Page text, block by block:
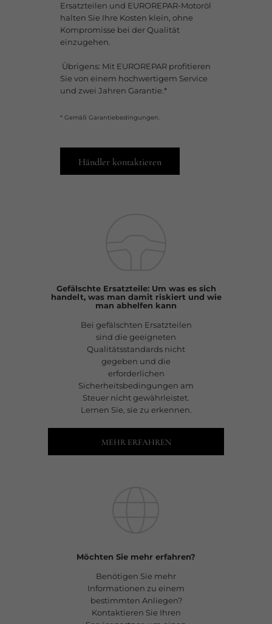
Ersatzteilen und EUROREPAR-Motoröl
halten Sie Ihre Kosten klein, ohne
Kompromisse bei der Qualität
einzugehen. ​
​ Übrigens: Mit EUROREPAR profitieren
Sie von einem hochwertigem Service
und zwei Jahren Garantie.*​
* Gemäß Garantiebedingungen.
Händler kontaktieren​
Gefälschte Ersatzteile: Um was es sich
handelt, was man damit riskiert und wie
man abhelfen kann
Bei gefälschten Ersatzteilen
sind die geeigneten
Qualitätsstandards nicht
gegeben und die
erforderlichen
Sicherheitsbedingungen am
Steuer nicht gewährleistet.
Lernen Sie, sie zu erkennen.
MEHR ERFAHREN
Möchten Sie mehr erfahren?
Benötigen Sie mehr
Informationen zu einem
bestimmten Anliegen?
Kontaktieren Sie Ihren